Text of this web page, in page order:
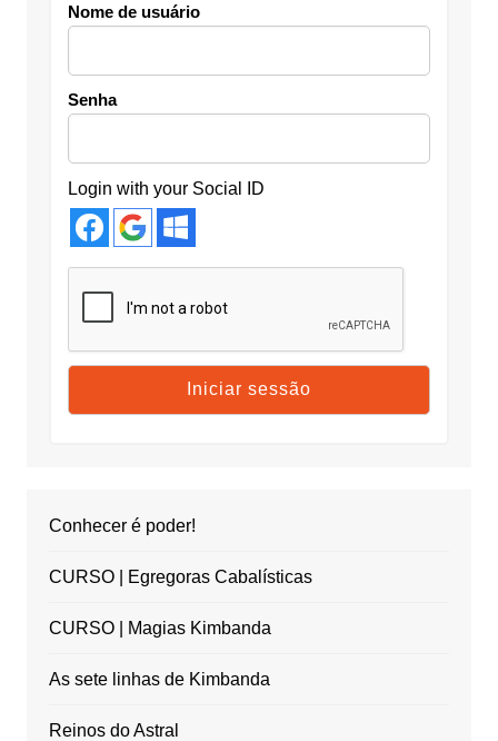
Nome de usuário
Senha
Login with your Social ID
Conhecer é poder!
CURSO | Egregoras Cabalísticas
CURSO | Magias Kimbanda
As sete linhas de Kimbanda
Reinos do Astral